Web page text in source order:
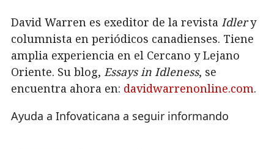
David Warren es exeditor de la revista Idlery
columnista en periódicos canadienses. Tiene
amplia experiencia en el Cercano y Lejano
Oriente. Su blog, Essays in Idleness, se
encuentra ahora en: davidwarrenonline.com.
Ayuda a Infovaticana a seguir informando